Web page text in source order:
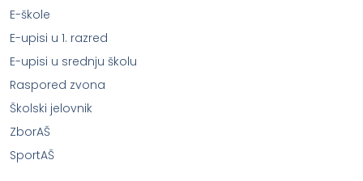
E-škole
E-upisi u 1. razred
E-upisi u srednju školu
Raspored zvona
Školski jelovnik
ZborAŠ
SportAŠ